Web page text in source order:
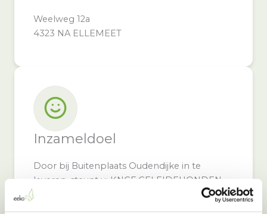
Weelweg 12a
4323 NA ELLEMEET
Inzameldoel
Door bij Buitenplaats Oudendijke in te
leveren, steunt u: KNGF GELEIDEHONDEN